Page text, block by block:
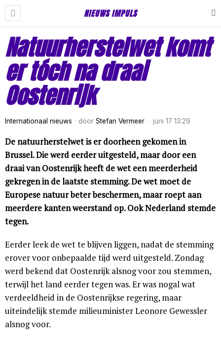
NIEUWS IMPULS
Natuurherstelwet komt
er tóch na draai
Oostenrijk
Internationaal nieuws door Stefan Vermeer juni 17 13:29
De natuurherstelwet is er doorheen gekomen in
Brussel. Die werd eerder uitgesteld, maar door een
draai van Oostenrijk heeft de wet een meerderheid
gekregen in de laatste stemming. De wet moet de
Europese natuur beter beschermen, maar roept aan
meerdere kanten weerstand op. Ook Nederland stemde
tegen.
Eerder leek de wet te blijven liggen, nadat de stemming
erover voor onbepaalde tijd werd uitgesteld. Zondag
werd bekend dat Oostenrijk alsnog voor zou stemmen,
terwijl het land eerder tegen was. Er was nogal wat
verdeeldheid in de Oostenrijkse regering, maar
uiteindelijk stemde milieuminister Leonore Gewessler
alsnog voor.